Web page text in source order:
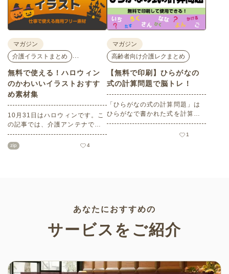
ポートします。
してください。
マガジン
介護イラストまとめ
…
無料で使える！ハロウィン
のかわいいイラストおすす
め素材集
10月31日はハロウィンです。こ
の記事では、介護アンテナで扱
う高齢者向けイラスト素材か
ら、ハロウィンにちなんだおば
zip 4
マガジン
高齢者向け介護レクまとめ
【無料で印刷】ひらがなの
式の計算問題で脳トレ！
「ひらがなの式の計算問題」は
ひらがなで書かれた式を計算す
る問題です。想像力やワーキン
グメモリのトレーニングとして
1
あなたにおすすめの
サービスをご紹介